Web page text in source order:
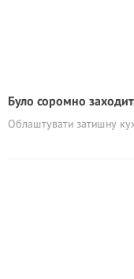
Було соромно
Облаштувати затишну